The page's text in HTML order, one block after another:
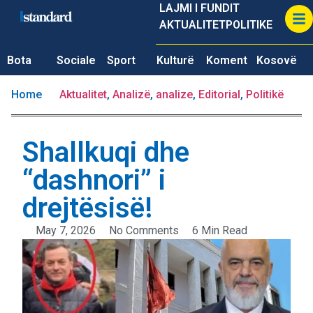
LAJMI I FUNDIT
AKTUALITETPOLITIKE
Bota Sociale Sport Kulturë Koment Kosovë
Home Aktualitet, Analizë, analize, Editorial, Politikë
Shallkuqi dhe
“dashnori” i
drejtësisë!
May 7, 2026 No Comments 6 Min Read